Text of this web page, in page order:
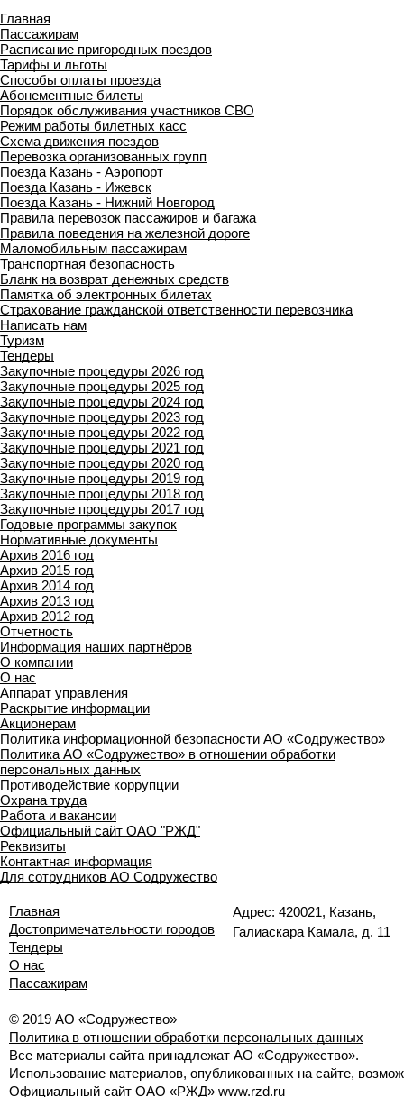
Главная
Пассажирам
Расписание пригородных поездов
Тарифы и льготы
Способы оплаты проезда
Абонементные билеты
Порядок обслуживания участников СВО
Режим работы билетных касс
Схема движения поездов
Перевозка организованных групп
Поезда Казань - Аэропорт
Поезда Казань - Ижевск
Поезда Казань - Нижний Новгород
Правила перевозок пассажиров и багажа
Правила поведения на железной дороге
Маломобильным пассажирам
Транспортная безопасность
Бланк на возврат денежных средств
Памятка об электронных билетах
Страхование гражданской ответственности перевозчика
Написать нам
Туризм
Тендеры
Закупочные процедуры 2026 год
Закупочные процедуры 2025 год
Закупочные процедуры 2024 год
Закупочные процедуры 2023 год
Закупочные процедуры 2022 год
Закупочные процедуры 2021 год
Закупочные процедуры 2020 год
Закупочные процедуры 2019 год
Закупочные процедуры 2018 год
Закупочные процедуры 2017 год
Годовые программы закупок
Нормативные документы
Архив 2016 год
Архив 2015 год
Архив 2014 год
Архив 2013 год
Архив 2012 год
Отчетность
Информация наших партнёров
О компании
О нас
Аппарат управления
Раскрытие информации
Акционерам
Политика информационной безопасности АО «Содружество»
Политика АО «Содружество» в отношении обработки
персональных данных
Противодействие коррупции
Охрана труда
Работа и вакансии
Официальный сайт ОАО "РЖД"
Реквизиты
Контактная информация
Для сотрудников АО Содружество
Главная
Достопримечательности городов
Тендеры
О нас
Пассажирам
Адрес: 420021, Казань,
Галиаскара Камала, д. 11
© 2019 АО «Содружество»
Политика в отношении обработки персональных данных
Все материалы сайта принадлежат АО «Содружество».
Использование материалов, опубликованных на сайте,
Официальный сайт ОАО «РЖД» www.rzd.ru